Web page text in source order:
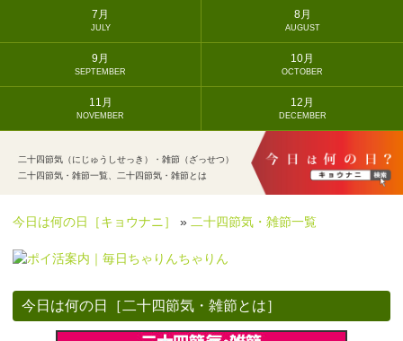
7月
JULY
8月
AUGUST
9月
SEPTEMBER
10月
OCTOBER
11月
NOVEMBER
12月
DECEMBER
二十四節気（にじゅうしせっき）・雑節（ざっせつ）
二十四節気・雑節一覧、二十四節気・雑節とは
今日は何の日［キョウナニ］ »二十四節気・雑節一覧
今日は何の日［二十四節気・雑節とは］